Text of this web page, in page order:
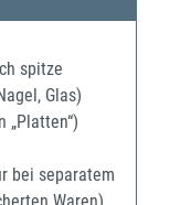
spitze
Glas)
„Platten“)
bei separatem